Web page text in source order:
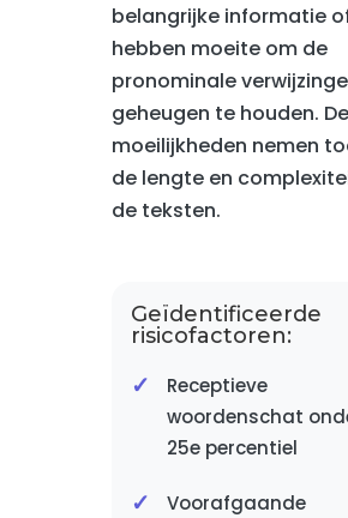
belangrijke informatie
hebben moeite om de
pronominale
geheugen te houden.
moeilijkheden nemen
de lengte en
de teksten.
Geïdentificeerde
risicofactoren:
Receptieve
woordenschat
25e percentiel
Voorafgaande